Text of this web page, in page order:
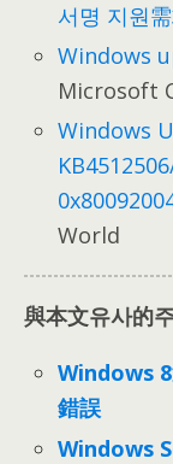
서명 지원
Windows
Microsoft
Windows
World
與本文유사的
Windows 8
錯誤
Windows